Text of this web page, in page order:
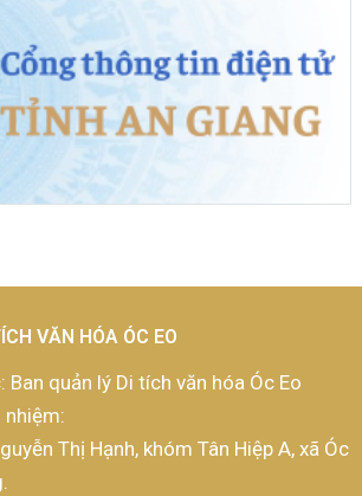
VĂN HÓA ÓC EO
Ban quản lý Di tích văn hóa Óc Eo
Thị Hạnh, khóm Tân Hiệp A, xã Óc